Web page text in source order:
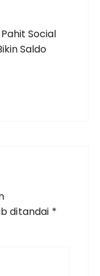
Social
Saldo
ditandai *